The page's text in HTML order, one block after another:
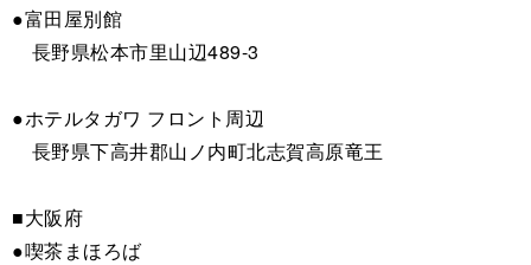
●富田屋別館
長野県松本市里山辺489-3
●ホテルタガワ フロント周辺
長野県下高井郡山ノ内町北志賀高原竜王
■大阪府
●喫茶まほろば